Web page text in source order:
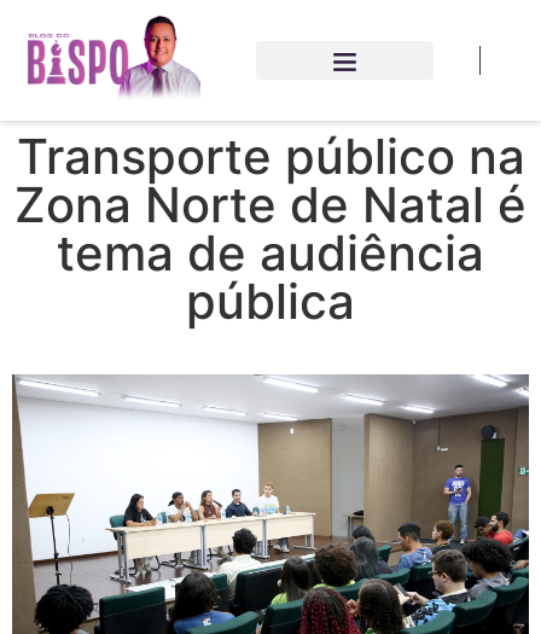
Transporte público na
Zona Norte de Natal é
tema de audiência
pública